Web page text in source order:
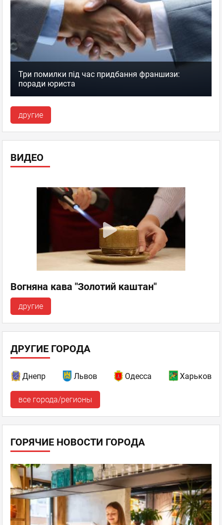
Три помилки під час придбання франшизи:
поради юриста
другие
ВИДЕО
Вогняна кава "Золотий каштан"
другие
ДРУГИЕ ГОРОДА
Днепр Львов Одесса Харьков
все города/регионы
ГОРЯЧИЕ НОВОСТИ ГОРОДА